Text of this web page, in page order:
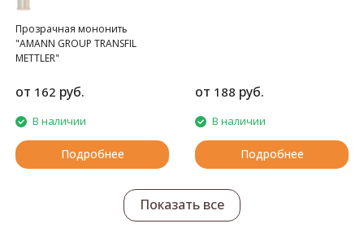
Прозрачная мононить
"AMANN GROUP TRANSFIL
METTLER"
от 162 руб.
В наличии
Подробнее
от 188 руб.
В наличии
Подробнее
Показать все